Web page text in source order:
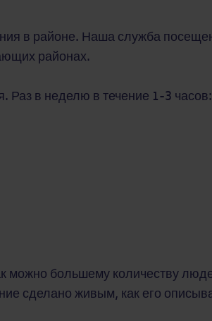
в районе. Наша служба
районах.
в неделю в течение 1-3 часов:
можно большему количеству
сделано живым, как его